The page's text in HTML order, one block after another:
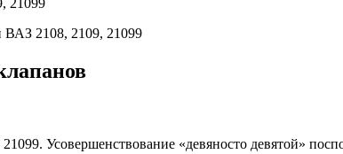
2108, 2109, 21099
Усовершенствование «девяносто девятой»